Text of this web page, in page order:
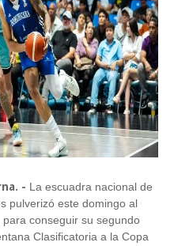
- La escuadra nacional de
pulverizó este domingo al
conseguir su segundo
Clasificatoria a la Copa